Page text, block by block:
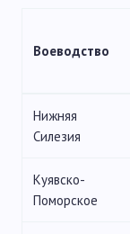
Воеводство
Нижняя
Силезия
Куявско-
Поморское